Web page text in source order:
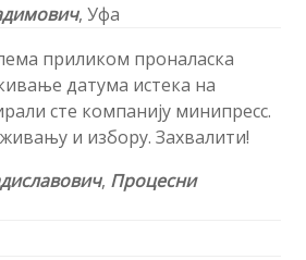
, Уфа
приликом проналаска
датума истека на
сте компанију минипресс.
и избору. Захвалити!
, Процесни